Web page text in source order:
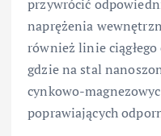
przywrócić
naprężenia
również linie
gdzie na stal
cynkowo-
poprawiających